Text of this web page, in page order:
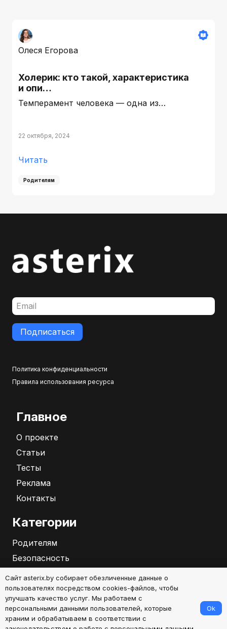
Олеся Егорова
Холерик: кто такой, характеристика
и опи…
Темперамент человека — одна из…
22 октября, 2024
Читать
Родителям
Подписаться
Политика конфиденциальности
Правила использования ресурса
Главное
О проекте
Статьи
Тесты
Реклама
Контакты
Категории
Родителям
Безопасность
Бизнес
Саморазвитие
2026
Сайт asterix.by собирает обезличенные данные о
пользователях посредством cookies-файлов, чтобы
улучшать качество услуг. Мы работаем с
персональными данными пользователей, которые
храним и обрабатываем в соответствии с
Ok